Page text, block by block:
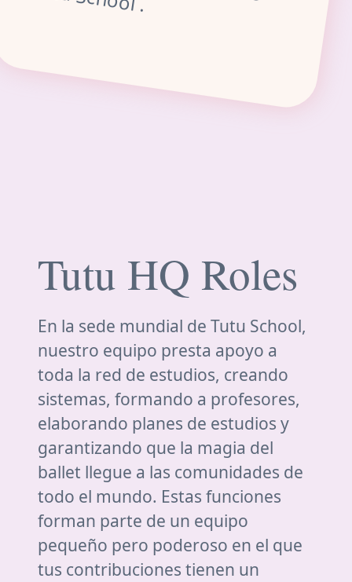
Tutu HQ Roles
En la sede mundial de Tutu School,
nuestro equipo presta apoyo a
toda la red de estudios, creando
sistemas, formando a profesores,
elaborando planes de estudios y
garantizando que la magia del
ballet llegue a las comunidades de
todo el mundo. Estas funciones
forman parte de un equipo
pequeño pero poderoso en el que
tus contribuciones tienen un